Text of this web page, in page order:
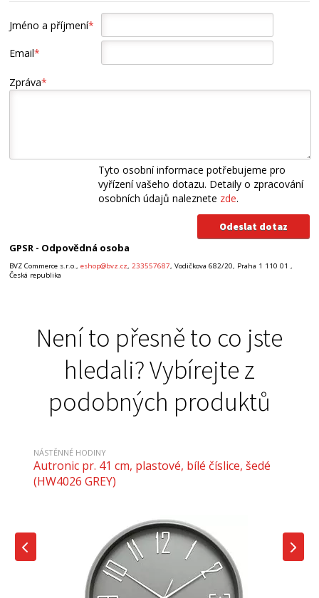
Jméno a příjmení*
Email*
Zpráva*
Tyto osobní informace potřebujeme pro
vyřízení vašeho dotazu. Detaily o zpracování
osobních údajů naleznete zde.
GPSR - Odpovědná osoba
BVZ Commerce s.r.o.,eshop@bvz.cz, 233557687, Vodičkova 682/20, Praha 1 110 01 ,
Česká republika
Není to přesně to co jste
hledali? Vybírejte z
podobných produktů
NÁSTĚNNÉ HODINY
Autronic pr. 41 cm, plastové, bílé číslice, šedé
(HW4026 GREY)